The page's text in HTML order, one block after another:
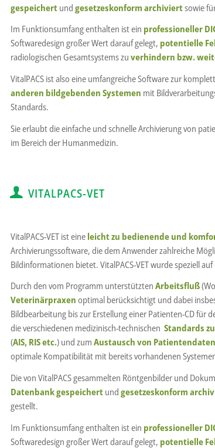
gespeichertund gesetzeskonform archiviertsowie
Im Funktionsumfang enthalten ist ein professioneller
Softwaredesign großer Wert darauf gelegt, potentielle
radiologischen Gesamtsystems zu verhindern bzw.
VitalPACS ist also eine umfangreiche Software zur
anderen bildgebenden Systemen mit
Standards.
Sie erlaubt die einfache und schnelle Archivierung von
im Bereich der Humanmedizin.
VITALPACS-VET
VitalPACS-VET ist eine leicht zu bedienende und
Archivierungssoftware, die dem Anwender zahlreiche
Bildinformationen bietet. VitalPACS-VET wurde speziell
Durch den vom Programm unterstützten Arbeitsfluß
Veterinärpraxen optimal berücksichtigt und dabei
Bildbearbeitung bis zur Erstellung einer Patienten-CD
die verschiedenen medizinisch-technischen Standards
(AIS, RIS etc.) und zum Austausch von Patientendaten
optimale Kompatibilität mit bereits vorhandenen Systemen
Die von VitalPACS gesammelten Röntgenbilder und
Datenbank gespeichertund gesetzeskonform
gestellt.
Im Funktionsumfang enthalten ist ein professioneller
Softwaredesign großer Wert darauf gelegt, potentielle